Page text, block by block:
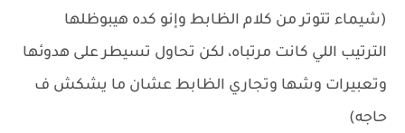
(شيماء تتوتر من كلام الظابط وإنو كده هيبوظلها
الترتيب اللي كانت مرتباه، لكن تحاول تسيطر على هدوئها
وتعبيرات وشها وتجاري الظابط عشان ما يشكش ف
حاجه)